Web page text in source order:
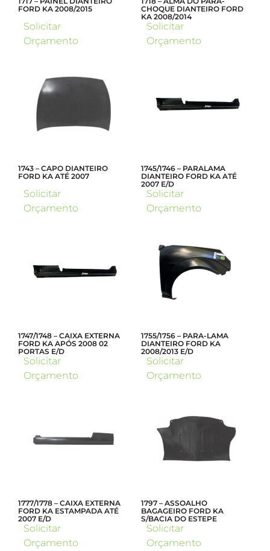
FORD KA 2008/2015
Solicitar
Orçamento
CHOQUE DIANTEIRO FORD
KA 2008/2014
Solicitar
Orçamento
1743 – CAPO DIANTEIRO
FORD KA ATÉ 2007
Solicitar
Orçamento
1745/1746 – PARALAMA
DIANTEIRO FORD KA ATÉ
2007 E/D
Solicitar
Orçamento
1747/1748 – CAIXA EXTERNA
FORD KA APÓS 2008 02
PORTAS E/D
Solicitar
Orçamento
1755/1756 – PARA-LAMA
DIANTEIRO FORD KA
2008/2013 E/D
Solicitar
Orçamento
1777/1778 – CAIXA EXTERNA
FORD KA ESTAMPADA ATÉ
2007 E/D
Solicitar
Orçamento
1797 – ASSOALHO
BAGAGEIRO FORD KA
S/BACIA DO ESTEPE
Solicitar
Orçamento